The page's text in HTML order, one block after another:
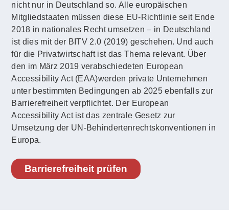
nicht nur in Deutschland so. Alle europäischen
Mitgliedstaaten müssen diese EU-Richtlinie seit Ende
2018 in nationales Recht umsetzen – in Deutschland
ist dies mit der BITV 2.0 (2019) geschehen. Und auch
für die Privatwirtschaft ist das Thema relevant. Über
den im März 2019 verabschiedeten European
Accessibility Act (EAA)werden private Unternehmen
unter bestimmten Bedingungen ab 2025 ebenfalls zur
Barrierefreiheit verpflichtet. Der European
Accessibility Act ist das zentrale Gesetz zur
Umsetzung der UN-Behindertenrechtskonventionen in
Europa.
Barrierefreiheit prüfen